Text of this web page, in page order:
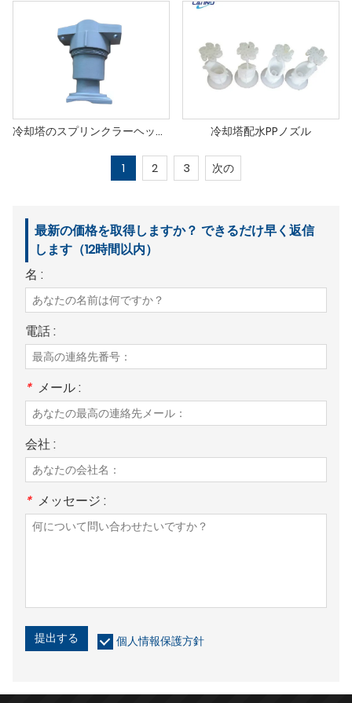
冷却塔のスプリンクラーヘッドスプレーノズル 冷却塔配水PPノズル
1 2 3 次の
最新の価格を取得しますか？ できるだけ早く返信
します（12時間以内）
名 :
電話 :
* メール :
会社 :
* メッセージ :
提出する 個人情報保護方針